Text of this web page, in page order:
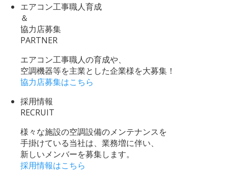
エアコン工事職人育成
＆
協力店募集
PARTNER
エアコン工事職人の育成や、
空調機器等を主業とした企業様を大募集！
協力店募集はこちら
採用情報
RECRUIT
様々な施設の空調設備のメンテナンスを
手掛けている当社は、業務増に伴い、
新しいメンバーを募集します。
採用情報はこちら